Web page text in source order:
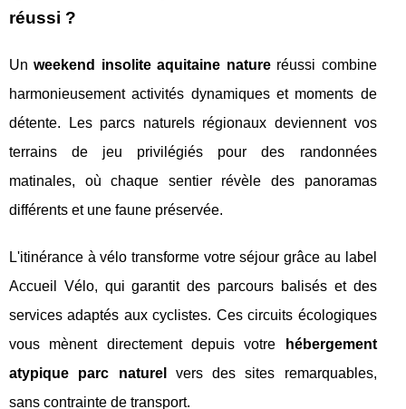
réussi ?
Unweekend insolite aquitaine natureréussi combine
harmonieusement activités dynamiques et moments de
détente. Les parcs naturels régionaux deviennent vos
terrains de jeu privilégiés pour des randonnées
matinales, où chaque sentier révèle des panoramas
différents et une faune préservée.
L'itinérance à vélo transforme votre séjour grâce au label
Accueil Vélo, qui garantit des parcours balisés et des
services adaptés aux cyclistes. Ces circuits écologiques
vous mènent directement depuis votre
hébergement
atypique parc naturel
vers des sites remarquables,
sans contrainte de transport.